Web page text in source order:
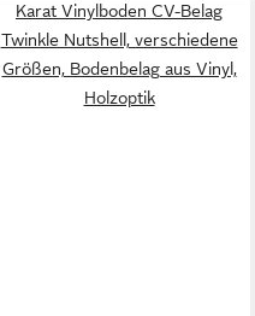
Karat Vinylboden CV-Belag
Twinkle Nutshell, verschiedene
Größen, Bodenbelag aus Vinyl,
Holzoptik